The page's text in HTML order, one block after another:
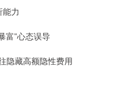
力
富”心态误导
隐藏高额隐性费用